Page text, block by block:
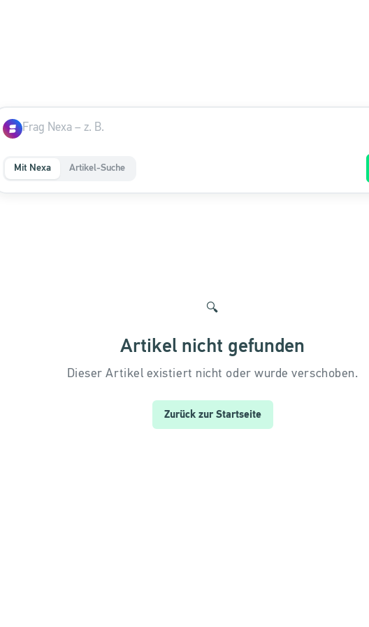
Mit Nexa Artikel-Suche
🔍
Artikel nicht gefunden
Dieser Artikel existiert nicht oder wurde verschoben.
Zurück zur Startseite